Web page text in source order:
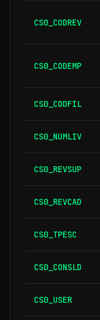
CS0_CODREV
CS0_CODEMP
CS0_CODFIL
CS0_NUMLIV
CS0_REVSUP
CS0_REVCAD
CS0_TPESC
CS0_CONSLD
CS0_USER